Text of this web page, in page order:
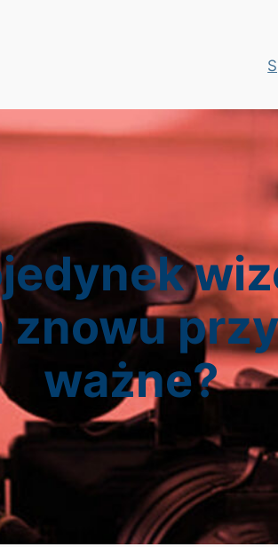
znowu
ważne?